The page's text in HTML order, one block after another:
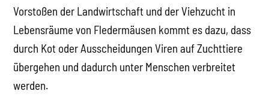
Vorstoßen der Landwirtschaft und der Viehzucht in
Lebensräume von Fledermäusen kommt es dazu, dass
durch Kot oder Ausscheidungen Viren auf Zuchttiere
übergehen und dadurch unter Menschen verbreitet
werden.